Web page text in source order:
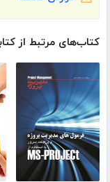
کتاب‌های مرتبط از